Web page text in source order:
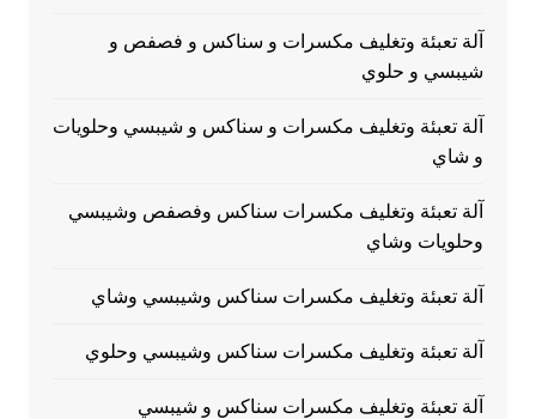
آلة تعبئة وتغليف مكسرات و سناكس و فصفص و
شيبسي و حلوي
آلة تعبئة وتغليف مكسرات و سناكس و شيبسي وحلويات
و شاي
آلة تعبئة وتغليف مكسرات سناكس وفصفص وشيبسي
وحلويات وشاي
آلة تعبئة وتغليف مكسرات سناكس وشيبسي وشاي
آلة تعبئة وتغليف مكسرات سناكس وشيبسي وحلوي
آلة تعبئة وتغليف مكسرات سناكس و شيبسي